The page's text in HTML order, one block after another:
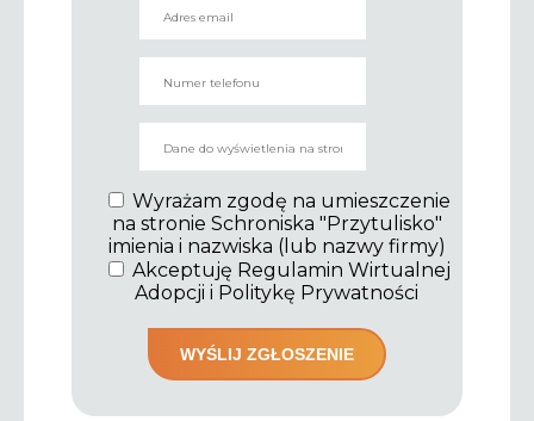
Wyrażam zgodę na umieszczenie
na stronie Schroniska "Przytulisko"
imienia i nazwiska (lub nazwy firmy)
Akceptuję Regulamin Wirtualnej
Adopcji i Politykę Prywatności